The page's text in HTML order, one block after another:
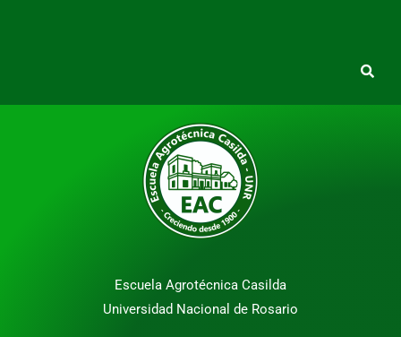
Escuela Agrotécnica Casilda
Universidad Nacional de Rosario